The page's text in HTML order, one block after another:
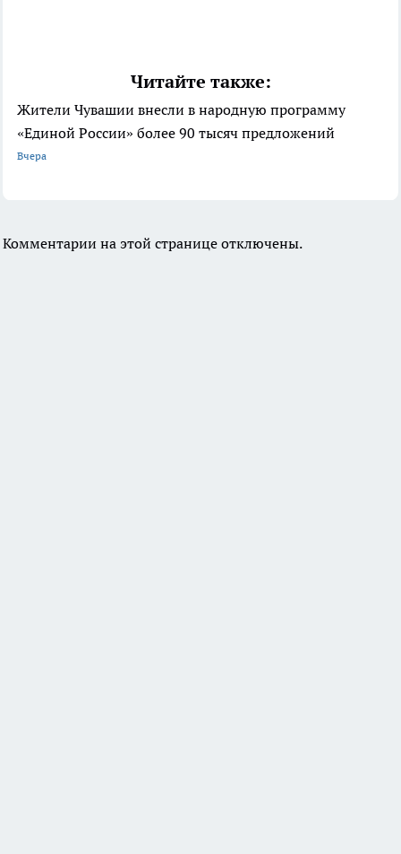
Читайте также:
Жители Чувашии внесли в народную программу
«Единой России» более 90 тысяч предложений
Вчера
Комментарии на этой странице отключены.